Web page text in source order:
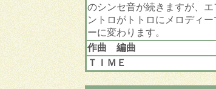
のシンセ音が続きますが、
ントロがトトロにメロディ
ーに変わります。
作曲 編曲
ＴＩＭＥ